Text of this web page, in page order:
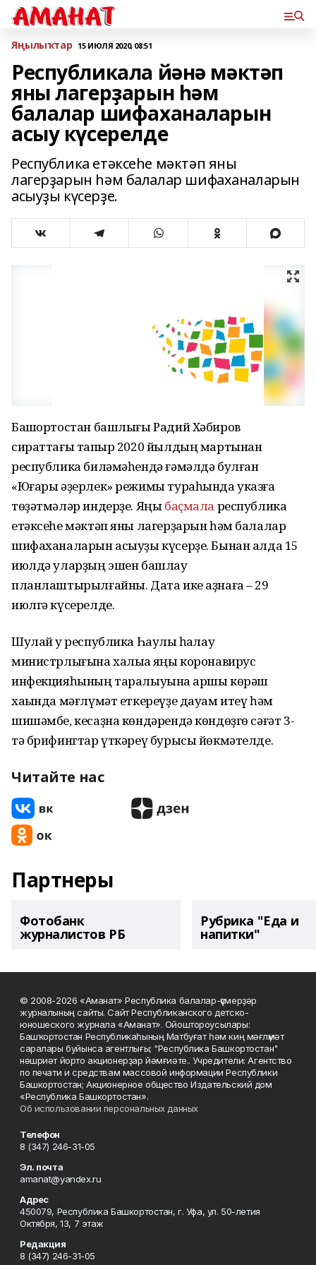
Яңылыҡтар 15 ИЮЛЯ 2020, 08:51
Республикала йәнә мәктәп
яны лагерҙарын һәм
балалар шифаханаларын
асыу күсерелде
Республика етәксеһе мәктәп яны
лагерҙарын һәм балалар шифаханаларын
асыуҙы күсерҙе.
Башҡортостан башлығы Радий Хәбиров
сираттағы тапҡыр 2020 йылдың мартынан
республика биләмәһендә ғәмәлдә булған
«Юғары әҙерлек» режимы тураһында указға
төҙәтмәләр индерҙе. Яңыбаҫмала республика
етәксеһе мәктәп яны лагерҙарын һәм балалар
шифаханаларын асыуҙы күсерҙе. Бынан алда 15
июлдә уларҙың эшен башлау
планлаштырылғайны. Дата ике аҙнаға – 29
июлгә күсерелде.
Шулай уҡ республика Һаулыҡ һаҡлау
министрлығына халыҡҡа яңы коронавирус
инфекцияһының таралыуына ҡаршы көрәш
хаҡында мәғлүмәт еткереүҙе дауам итеү һәм
шишәмбе, кесаҙна көндәрендә көндөҙгө сәғәт 3-
тә брифингтар үткәреү бурысы йөкмәтелде.
Читайте нас
Партнеры
Фотобанк
журналистов РБ
Рубрика "Еда и
напитки"
© 2008-2026 «Аманат» Республика балалар-үҫмерҙәр
журналының сайты. Сайт Республиканского детско-
юношеского журнала «Аманат». Ойоштороусылары:
Башҡортостан Республикаһының Матбуғат һәм киң мәғлүмәт
саралары буйынса агентлығы; "Республика Башкортостан"
нәшриәт йорто акционерҙар йәмғиәте.. Учредители: Агентство
по печати и средствам массовой информации Республики
Башкортостан; Акционерное общество Издательский дом
«Республика Башкортостан».
Об использовании персональных данных
Телефон
8 (347) 246-31-05
Эл. почта
amanat@yandex.ru
Адрес
450079, Республика Башкортостан, г. Уфа, ул. 50-летия
Октября, 13, 7 этаж
Редакция
8 (347) 246-31-05